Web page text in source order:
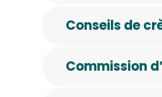
Conseils de
Commission